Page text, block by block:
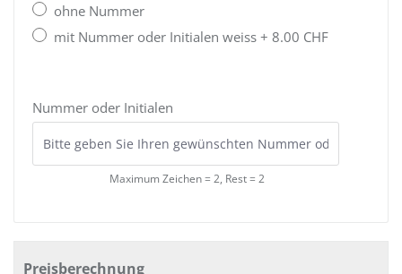
ohne Nummer
mit Nummer oder Initialen weiss + 8.00 CHF
Nummer oder Initialen
Maximum Zeichen = 2, Rest = 2
Preisberechnung